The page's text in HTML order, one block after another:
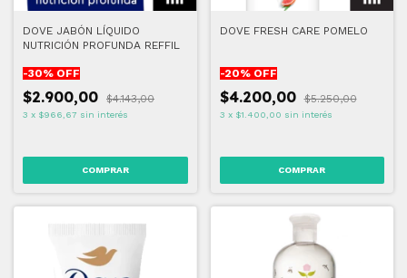
DOVE JABÓN LÍQUIDO
NUTRICIÓN PROFUNDA REFFIL
-30% OFF
$2.900,00 $4.143,00
3 x $966,67 sin interés
DOVE FRESH CARE POMELO
-20% OFF
$4.200,00 $5.250,00
3 x $1.400,00 sin interés